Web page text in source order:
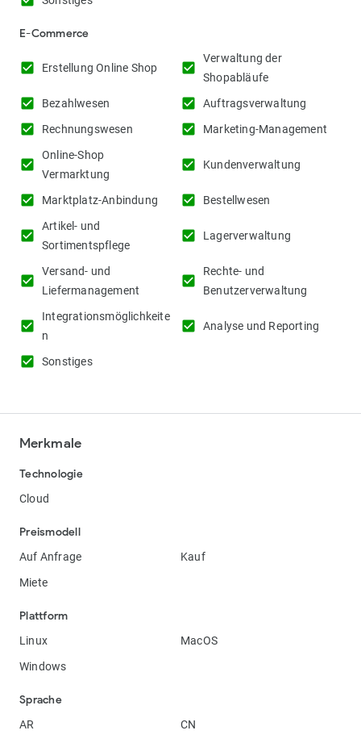
E-Commerce
check_box Erstellung Online Shop check_box
Verwaltung der
Shopabläufe
check_box Bezahlwesen check_box Auftragsverwaltung
check_box Rechnungswesen check_box Marketing-Management
check_box
Online-Shop
Vermarktung
check_box Kundenverwaltung
check_box Marktplatz-Anbindung check_box Bestellwesen
check_box
Artikel- und
Sortimentspflege
check_box Lagerverwaltung
check_box
Versand- und
Liefermanagement
check_box
Rechte- und
Benutzerverwaltung
check_box
Integrationsmöglichkeite
n
check_box Analyse und Reporting
check_box Sonstiges
Merkmale
Technologie
Cloud
Preismodell
Auf Anfrage
Kauf
Miete
Plattform
Linux
MacOS
Windows
Sprache
AR
CN